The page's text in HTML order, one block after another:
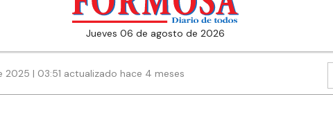
jueves 06 de agosto de 2026
| 03:51 actualizado hace 4 meses